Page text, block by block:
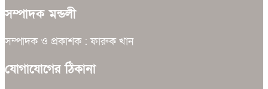
সম্পাদক মন্ডলী
সম্পাদক ও প্রকাশক : ফারুক খান
যোগাযোগের ঠিকানা